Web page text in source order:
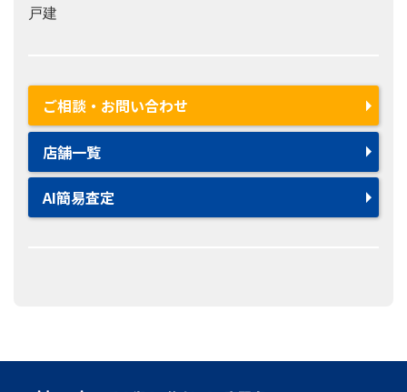
戸建
ご相談・お問い合わせ
店舗一覧
AI簡易査定